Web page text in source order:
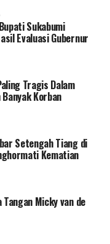
Sukabumi
Evaluasi Gubernur
Tragis Dalam
Korban
Setengah Tiang di
Kematian
Micky van de